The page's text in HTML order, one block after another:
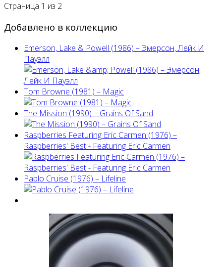
Страница 1 из 2
Добавлено в коллекцию
Emerson, Lake & Powell (1986) ‎– Эмерсон, Лейк И
Пауэлл
Tom Browne (1981) – Magic
The Mission (1990) – Grains Of Sand
Raspberries Featuring Eric Carmen (1976) –
Raspberries' Best - Featuring Eric Carmen
Pablo Cruise (1976) – Lifeline